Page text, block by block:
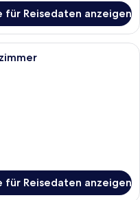
für Reisedaten anzeigen
kostenloses WLAN,
für Reisedaten anzeigen